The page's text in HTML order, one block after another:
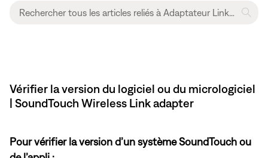
Vérifier la version du logiciel ou du micrologiciel
| SoundTouch Wireless Link adapter
Pour vérifier la version d’un système SoundTouch ou